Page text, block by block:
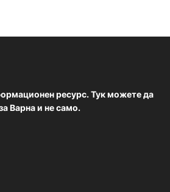
ресурс. Тук можете да
Варна и не само.